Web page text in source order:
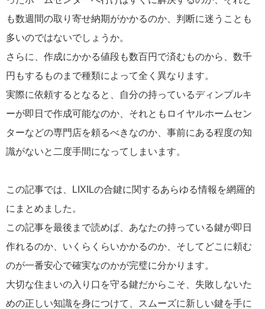
も数週間の取り寄せ納期がかかるのか、判断に迷うことも
多いのではないでしょうか。
さらに、作成にかかる値段も数百円で済むものから、数千
円もするものまで種類によって全く異なります。
実際に依頼するとなると、自分の持っているディンプルキ
ーが即日で作成可能なのか、それともロイヤルホームセン
ターなどの専門店を頼るべきなのか、事前にある程度の知
識がないと二度手間になってしまいます。
この記事では、LIXILの合鍵に関するあらゆる情報を網羅的
にまとめました。
この記事を最後まで読めば、あなたの持っている鍵が即日
作れるのか、いくらくらいかかるのか、そしてどこに頼む
のが一番安心で確実なのかが完璧に分かります。
大切な住まいの入り口を守る鍵だからこそ、失敗しないた
めの正しい知識を身につけて、スムーズに新しい鍵を手に